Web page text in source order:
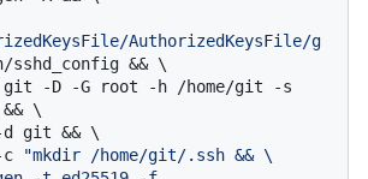
AuthorizedKeysFile/g
sshd_config && \
\
c
"mkdir /home/git/.ssh && \